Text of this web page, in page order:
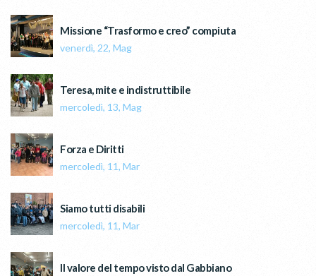
Missione “Trasformo e creo” compiuta
venerdì, 22, Mag
Teresa, mite e indistruttibile
mercoledì, 13, Mag
Forza e Diritti
mercoledì, 11, Mar
Siamo tutti disabili
mercoledì, 11, Mar
Il valore del tempo visto dal Gabbiano